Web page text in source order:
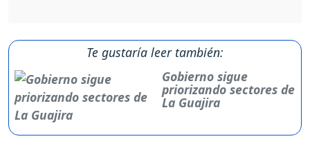
Te gustaría leer también:
Gobierno sigue
priorizando sectores de
La Guajira